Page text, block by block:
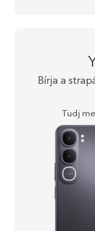
Bírja a
Tudj